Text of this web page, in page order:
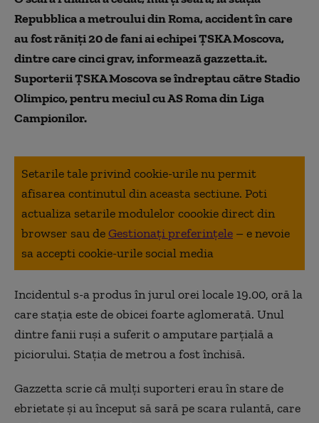
Repubblica a metroului din Roma, accident în care
au fost răniţi 20 de fani ai echipei ŢSKA Moscova,
dintre care cinci grav, informează gazzetta.it.
Suporterii ŢSKA Moscova se îndreptau către Stadio
Olimpico, pentru meciul cu AS Roma din Liga
Campionilor.
Setarile tale privind cookie-urile nu permit
afisarea continutul din aceasta sectiune. Poti
actualiza setarile modulelor coookie direct din
browser sau deGestionați preferințele – e nevoie
sa accepti cookie-urile social media
Incidentul s-a produs în jurul orei locale 19.00, oră la
care staţia este de obicei foarte aglomerată. Unul
dintre fanii ruşi a suferit o amputare parţială a
piciorului. Staţia de metrou a fost închisă.
Gazzetta scrie că mulţi suporteri erau în stare de
ebrietate şi au început să sară pe scara rulantă, care